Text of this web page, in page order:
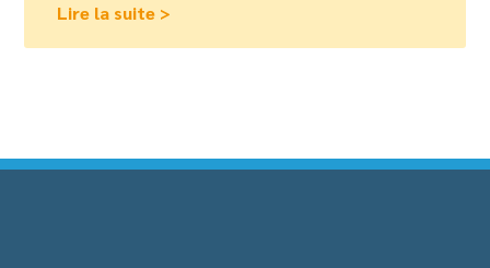
Lire la suite >